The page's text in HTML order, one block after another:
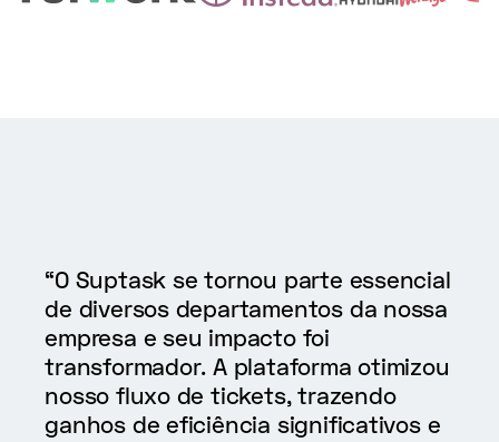
“O Suptask se tornou parte essencial
de diversos departamentos da nossa
empresa e seu impacto foi
transformador. A plataforma otimizou
nosso fluxo de tickets, trazendo
ganhos de eficiência significativos e